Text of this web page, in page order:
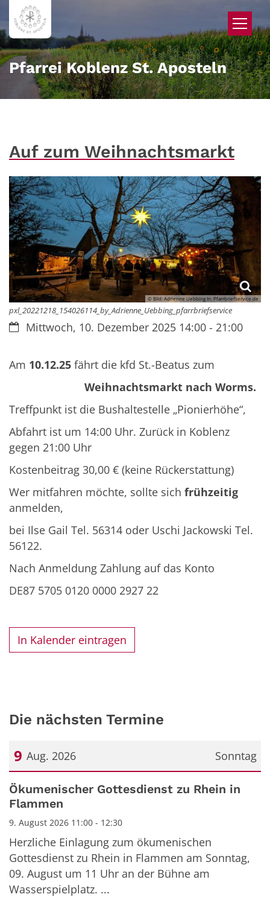
Zum Inhalt springen
Pfarrei Koblenz St. Aposteln
Auf zum Weihnachtsmarkt
© Bild: Adrienne Uebbing In: Pfarrbriefservice.de
pxl_20221218_154026114_by_Adrienne_Uebbing_pfarrbriefservice
Datum:Mittwoch, 10. Dezember 2025 14:00 - 21:00
Am 10.12.25 fährt die kfd St.-Beatus zum
Weihnachtsmarkt nach Worms.
Treffpunkt ist die Bushaltestelle „Pionierhöhe“,
Abfahrt ist um 14:00 Uhr. Zurück in Koblenz
gegen 21:00 Uhr
Kostenbeitrag 30,00 € (keine Rückerstattung)
Wer mitfahren möchte, sollte sich frühzeitig
anmelden,
bei Ilse Gail Tel. 56314 oder Uschi Jackowski Tel.
56122.
Nach Anmeldung Zahlung auf das Konto
DE87 5705 0120 0000 2927 22
In Kalender eintragen
Die nächsten Termine
Sonntag
9 Aug. 2026
Datum: 9. August 2026
Ökumenischer Gottesdienst zu Rhein in
Flammen
9. August 2026 11:00 - 12:30
Herzliche Einlagung zum ökumenischen
Gottesdienst zu Rhein in Flammen am Sonntag,
09. August um 11 Uhr an der Bühne am
Wasserspielplatz. ...